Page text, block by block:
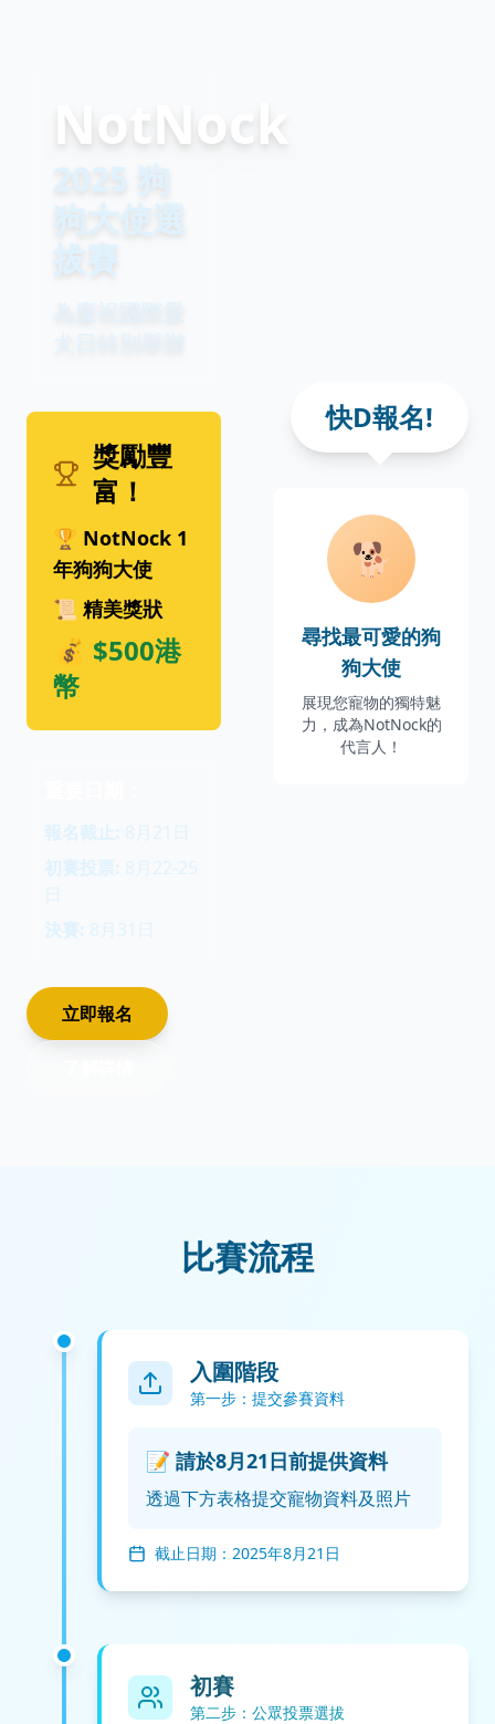
NotNock
2025 狗
狗大使選
拔賽
為慶祝國際愛
犬日特別舉辦
獎勵豐
富！
🏆 NotNock 1
年狗狗大使
📜 精美獎狀
💰 $500港
幣
報名截止: 8月21日
初賽投票: 8月22-25
日
決賽: 8月31日
立即報名
快D報名!
🐕
尋找最可愛的狗
狗大使
展現您寵物的獨特魅
力，成為NotNock的
代言人！
比賽流程
入圍階段
第一步：提交參賽資料
📝 請於8月21日前提供資料
透過下方表格提交寵物資料及照片
截止日期：2025年8月21日
初賽
第二步：公眾投票選拔